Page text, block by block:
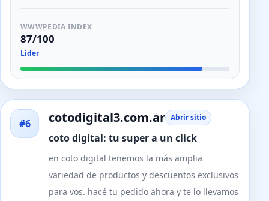
WWWPEDIA INDEX
87/100
Líder
#6 cotodigital3.com.ar Abrir sitio
coto digital: tu super a un click
en coto digital tenemos la más amplia
variedad de productos y descuentos exclusivos
para vos. hacé tu pedido ahora y te lo llevamos